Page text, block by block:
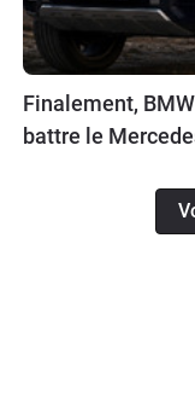
Finalement,
battre le